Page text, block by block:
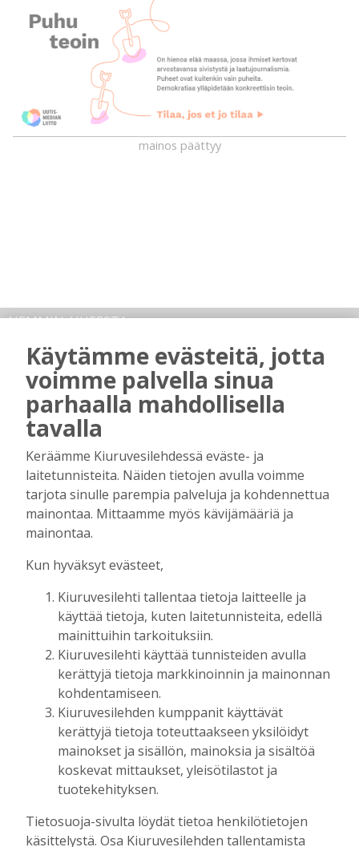
mainos päättyy
AIEMMIN AIHEESTA
Majasaaren marjamies kävi katsomassa
“laitumiensa” tämän kesän tuottoa
Tilaajille
Hanna Soini
Kiuruveden Jänteen 60-vuotisjuhlassa:
Nuorissa ja talkoohenkisessä
seuratoiminnassa on urheilun tulevaisuus
Tilaajille
Toimitus
Raivaajapatsaan kaskisavut ovat kyteneet
vuosia Antero Ruotsalaisen ajatuksissa
Tilaajille
Toimitus 17.7.2026 08:00
Uusi kanttori: “Musiikki- ja
kuorotoiminta liittyvät seurakuntatyöhön
– julistukseen”
Tilaajille
Toimitus 11.7.2026 12:00
Fehmin juttusilla on käynyt tänä vuonna
jo noin 50 tammaa – miksi hyvää
siitosoria ei kuitenkaan hyväksytty
Tilaajille
Käytämme evästeitä, jotta
voimme palvella sinua
parhaalla mahdollisella
tavalla
Keräämme Kiuruvesilehdessä eväste- ja
laitetunnisteita. Näiden tietojen avulla voimme
tarjota sinulle parempia palveluja ja kohdennettua
mainontaa. Mittaamme myös kävijämääriä ja
mainontaa.
Kun hyväksyt evästeet,
Kiuruvesilehti tallentaa tietoja laitteelle ja
käyttää tietoja, kuten laitetunnisteita, edellä
mainittuihin tarkoituksiin.
Kiuruvesilehti käyttää tunnisteiden avulla
kerättyjä tietoja markkinoinnin ja mainonnan
kohdentamiseen.
Kiuruvesilehden kumppanit käyttävät
kerättyjä tietoja toteuttaakseen yksilöidyt
mainokset ja sisällön, mainoksia ja sisältöä
koskevat mittaukset, yleisötilastot ja
tuotekehityksen.
Tietosuoja-sivulta löydät tietoa henkilötietojen
käsittelystä. Osa Kiuruvesilehden tallentamista